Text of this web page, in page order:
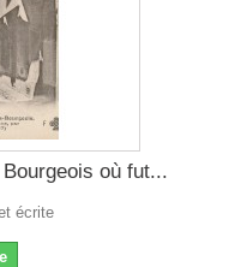
où fut...
écrite